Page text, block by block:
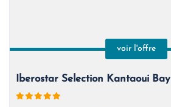
voir l'offre
Iberostar Selection Kantaoui Bay